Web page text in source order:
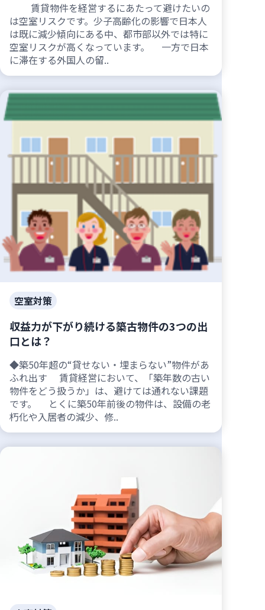
賃貸物件を経営するにあたって避けたいの
は空室リスクです。少子高齢化の影響で日本人
は既に減少傾向にある中、都市部以外では特に
空室リスクが高くなっています。 一方で日本
に滞在する外国人の留..
空室対策
収益力が下がり続ける築古物件の3つの出
口とは？
◆築50年超の“貸せない・埋まらない”物件があ
ふれ出す 賃貸経営において、「築年数の古い
物件をどう扱うか」は、避けては通れない課題
です。 とくに築50年前後の物件は、設備の老
朽化や入居者の減少、修..